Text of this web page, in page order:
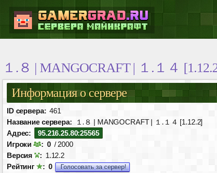
１.８ | MANGOCRAFT | １.１４
Информация о сервере
ID сервера: 461
Название сервера:
１.８ | MANGOCRAFT | １.１４ [1.12.2]
Адрес:
95.216.25.80:25565
Игроки
: 0 / 2000
Версия
: 1.12.2
Рейтинг
: 0 Голосовать за сервер!